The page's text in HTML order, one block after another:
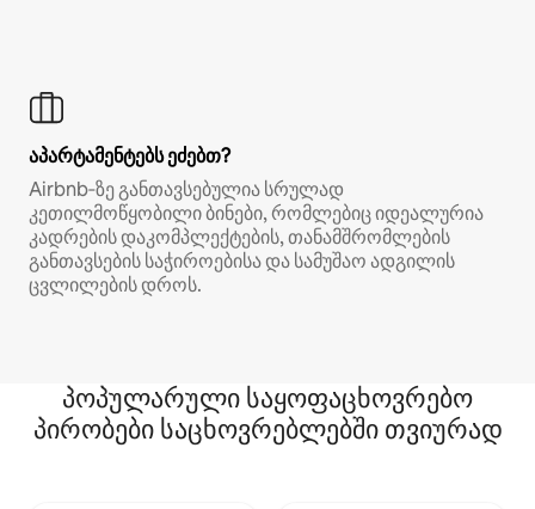
აპარტამენტებს ეძებთ?
Airbnb‑ზე განთავსებულია სრულად
კეთილმოწყობილი ბინები, რომლებიც იდეალურია
კადრების დაკომპლექტების, თანამშრომლების
განთავსების საჭიროებისა და სამუშაო ადგილის
ცვლილების დროს.
პოპულარული საყოფაცხოვრებო
პირობები საცხოვრებლებში თვიურად